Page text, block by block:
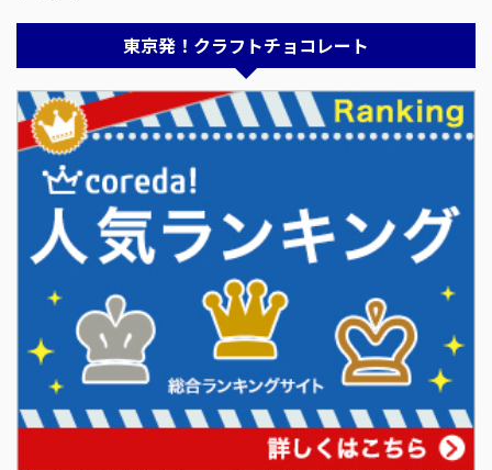
東京発！クラフトチョコレート